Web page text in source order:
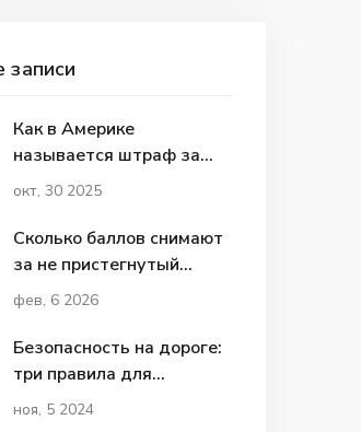
записи
Как в Америке
называется штраф за
нарушение ПДД?
окт, 30 2025
Сколько баллов снимают
за не пристегнутый
ремень на экзамене по
вождению? Правильный
ответ
фев, 6 2026
Безопасность на дороге:
три правила для
пешеходов
ноя, 5 2024